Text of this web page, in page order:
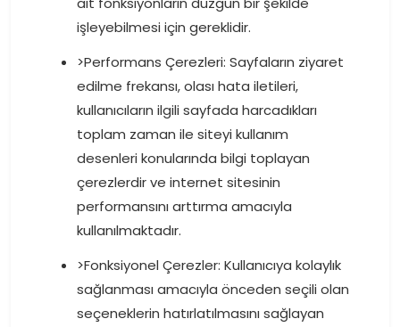
işleyebilmesi için gereklidir.
>Performans Çerezleri: Sayfaların ziyaret
edilme frekansı, olası hata iletileri,
kullanıcıların ilgili sayfada harcadıkları
toplam zaman ile siteyi kullanım
desenleri konularında bilgi toplayan
çerezlerdir ve internet sitesinin
performansını arttırma amacıyla
kullanılmaktadır.
>Fonksiyonel Çerezler: Kullanıcıya kolaylık
sağlanması amacıyla önceden seçili olan
seçeneklerin hatırlatılmasını sağlayan